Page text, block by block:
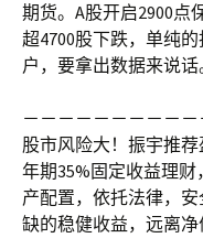
期货。A股开启2900点
超4700股下跌，单纯
户，要拿出数据来说话
－－－－－－－－－－
股市风险大！振宇推
年期35%固定收益理
产配置，依托法律，
缺的稳健收益，远离净